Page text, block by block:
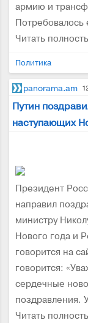
армию и
Читать
Политика
panorama.am
Путин
наступающих
Президент
направил
министру
Нового года и
говорится на
говорится:
сердечные
поздравления.
Читать